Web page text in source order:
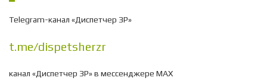
Telegram-канал «Диспетчер ЗР»
t.me/dispetsherzr
канал «Диспетчер ЗР» в мессенджере МАХ